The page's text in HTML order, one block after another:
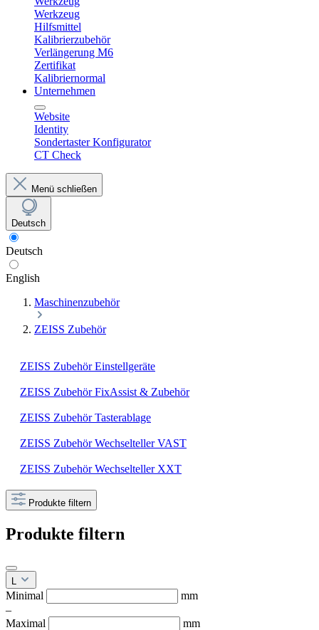
Werkzeug
Hilfsmittel
Kalibrierzubehör
Verlängerung M6
Zertifikat
Kalibriernormal
Unternehmen
Website
Identity
Sondertaster Konfigurator
CT Check
Menü schließen
Deutsch
Deutsch
English
Maschinenzubehör
ZEISS Zubehör
ZEISS Zubehör Einstellgeräte
ZEISS Zubehör FixAssist & Zubehör
ZEISS Zubehör Tasterablage
ZEISS Zubehör Wechselteller VAST
ZEISS Zubehör Wechselteller XXT
Produkte filtern
Produkte filtern
Minimal
mm
–
Maximal
mm